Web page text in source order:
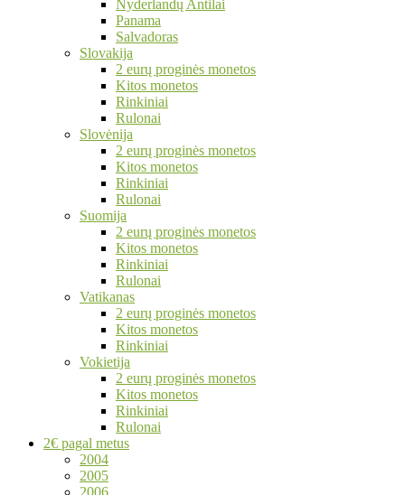
Nyderlandų Antilai
Panama
Salvadoras
Slovakija
2 eurų proginės monetos
Kitos monetos
Rinkiniai
Rulonai
Slovėnija
2 eurų proginės monetos
Kitos monetos
Rinkiniai
Rulonai
Suomija
2 eurų proginės monetos
Kitos monetos
Rinkiniai
Rulonai
Vatikanas
2 eurų proginės monetos
Kitos monetos
Rinkiniai
Vokietija
2 eurų proginės monetos
Kitos monetos
Rinkiniai
Rulonai
2€ pagal metus
2004
2005